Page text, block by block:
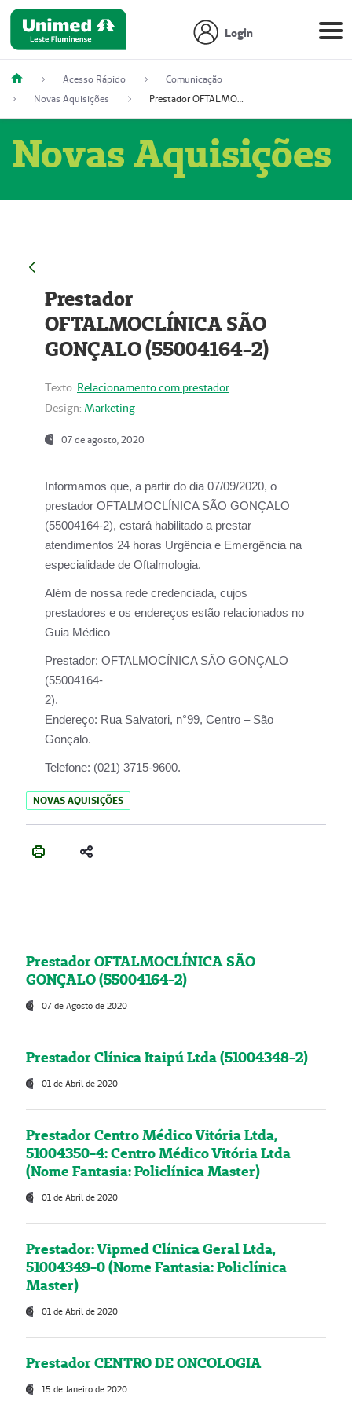
Login
Acesso Rápido
Comunicação
Novas Aquisições
Prestador OFTALMOCLÍNICA SÃO GONÇALO (55004164-2)
Novas Aquisições
Prestador
OFTALMOCLÍNICA SÃO
GONÇALO (55004164-2)
Texto: Relacionamento com prestador
Design: Marketing
07 de agosto, 2020
Informamos que, a partir do dia07/09/2020, o
prestador OFTALMOCLÍNICA SÃO GONÇALO
(55004164-2), estará habilitado a prestar
atendimentos 24 horas Urgência e Emergência na
especialidade de Oftalmologia.
Além de nossa rede credenciada, cujos
prestadores e os endereços estão relacionados no
Guia Médico
Prestador: OFTALMOCÍNICA SÃO GONÇALO
(55004164-
2).
Endereço: Rua Salvatori, n°99, Centro – São
Gonçalo.
Telefone: (021) 3715-9600.
NOVAS AQUISIÇÕES
Prestador OFTALMOCLÍNICA SÃO
GONÇALO (55004164-2)
07 de Agosto de 2020
Prestador Clínica Itaipú Ltda (51004348-2)
01 de Abril de 2020
Prestador Centro Médico Vitória Ltda,
51004350-4: Centro Médico Vitória Ltda
(Nome Fantasia: Policlínica Master)
01 de Abril de 2020
Prestador: Vipmed Clínica Geral Ltda,
51004349-0 (Nome Fantasia: Policlínica
Master)
01 de Abril de 2020
Prestador CENTRO DE ONCOLOGIA
15 de Janeiro de 2020